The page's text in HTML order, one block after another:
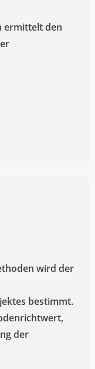
ermittelt den
wird der
bestimmt.
der